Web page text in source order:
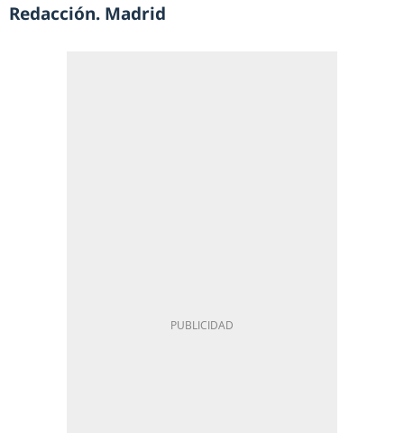
Redacción. Madrid